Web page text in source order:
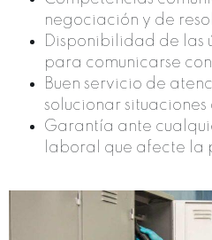
negociación y de
Disponibilidad de las
para comunicarse
Buen servicio de
solucionar
Garantía ante
laboral que afecte la